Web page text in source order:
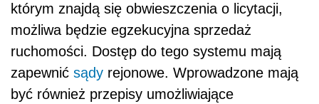
którym znajdą się obwieszczenia o licytacji,
możliwa będzie egzekucyjna sprzedaż
ruchomości. Dostęp do tego systemu mają
zapewnić sądy rejonowe. Wprowadzone mają
być również przepisy umożliwiające